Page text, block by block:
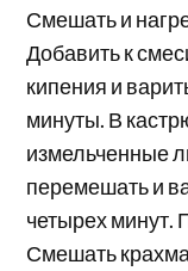
Смешать и
Добавить к
кипения и
минуты. В
измельченные
перемешать и
четырех минут.
Смешать